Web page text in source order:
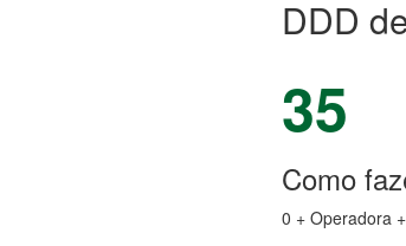
DDD
35
Como
0 + Operadora